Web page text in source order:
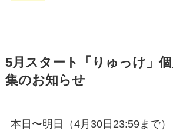
5月スタート「りゅっけ」
集のお知らせ
本日〜明日（4月30日23:59まで）